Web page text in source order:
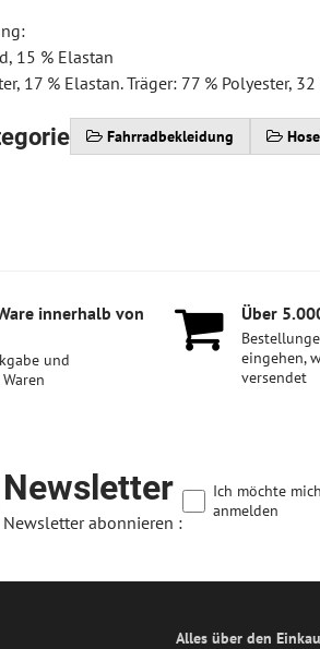
15 % Elastan
17 % Elastan. Träger: 77 % Polyester,
Fahrradbekleidung
innerhalb von
und
Über
eingehen,
versendet
Newsletter
Newsletter abonnieren :
Ich möchte
anmelden
Alles über den